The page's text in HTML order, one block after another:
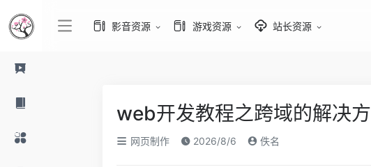
影音资源 游戏资源 站长资源
web开发教程之跨域的解决
网页制作 2026/8/6 佚名